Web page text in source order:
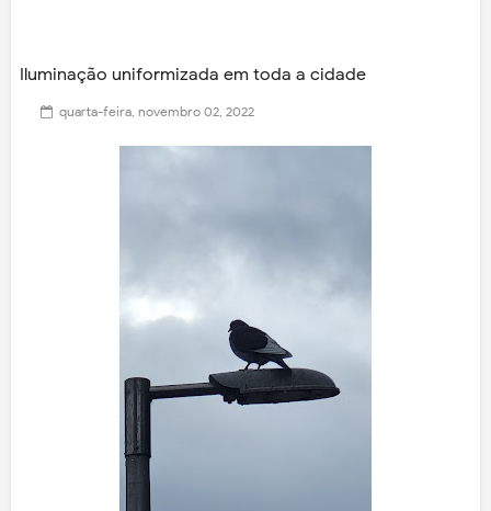
Iluminação uniformizada em toda a cidade
quarta-feira, novembro 02, 2022